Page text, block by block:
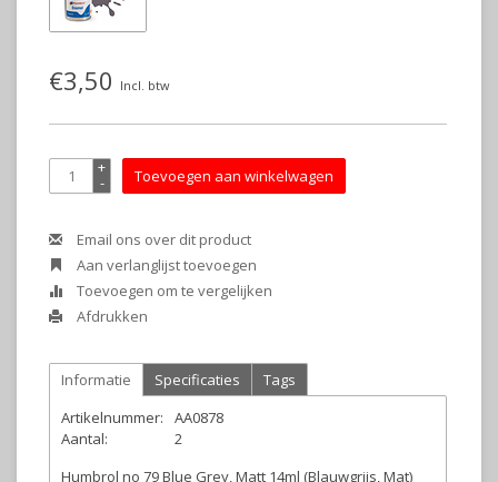
€3,50 Incl. btw
+
- Toevoegen aan winkelwagen
Email ons over dit product
Aan verlanglijst toevoegen
Toevoegen om te vergelijken
Afdrukken
Informatie Specificaties
Tags
Artikelnummer:
AA0878
Aantal:
2
Humbrol no 79 Blue Grey, Matt 14ml (Blauwgrijs, Mat)